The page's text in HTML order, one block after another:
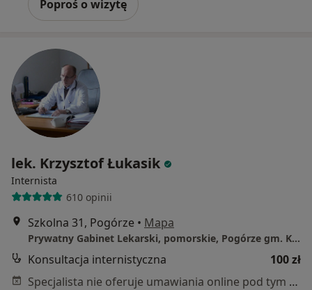
Poproś o wizytę
lek. Krzysztof Łukasik
Internista
610 opinii
Szkolna 31, Pogórze • Mapa
Prywatny Gabinet Lekarski, pomorskie, Pogórze gm. Kosakowo
Konsultacja internistyczna
100 zł
Specjalista nie oferuje umawiania online pod tym adresem.